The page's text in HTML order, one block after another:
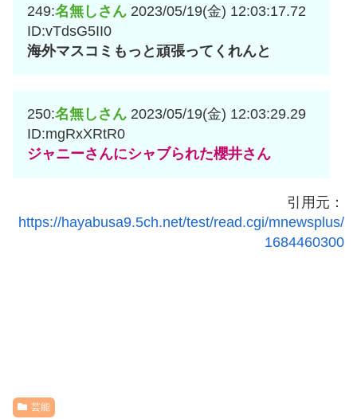
249:名無しさん 2023/05/19(金) 12:03:17.72
ID:vTdsG5II0
海外マスコミもっと頑張ってくれんと
250:名無しさん 2023/05/19(金) 12:03:29.29
ID:mgRxXRtR0
ジャニーさんにシャブられた櫻井さん
引用元：
https://hayabusa9.5ch.net/test/read.cgi/mnewsplus/
1684460300
芸能